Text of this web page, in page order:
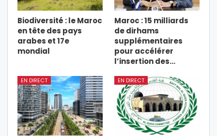
Biodiversité : le Maroc
en tête des pays
arabes et 17e
mondial
Maroc : 15 milliards
de dirhams
supplémentaires
pour accélérer
l’insertion des…
EN DIRECT EN DIRECT